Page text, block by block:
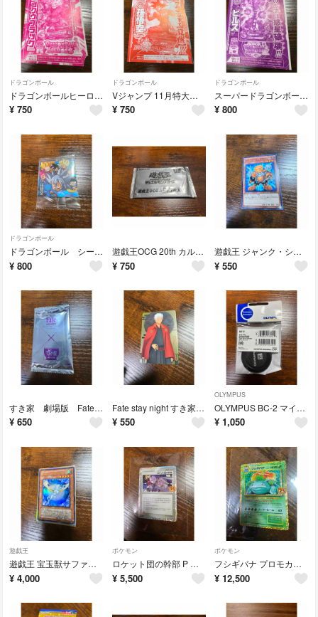
ドラゴンボール
ドラゴンボールヒーローズ ゴクウブラック GDPJ-32！未開封
¥ 750
ドラゴンボール
Vジャンプ 11月特大号 付録 孫悟空 リーダーカード！未開封！
¥ 750
ドラゴンボール
スーパードラゴンボールヒーローズ ビルス PJS-22 付録カード！未開封！
¥ 800
ドラゴンボール
ドラゴンボール シール 孫悟空 V-01 VR！新品未開封！
¥ 800
遊戯王OCG 20th カルビーコラボカード！
¥ 750
遊戯王 ジャンク・シンクロン YCPC-JP011！美品
¥ 550
すき家 劇場版 Fate stay night Heven's Feel！カード
¥ 650
Fate stay night すき家 コラボカード アーチャー！
¥ 550
OLYMPUS
OLYMPUS BC-2 マイクロフォーサーズ ボディキャップ！新品
¥ 1,050
遊戯王
遊戯王 宝玉獣サファイア・ペガサス！美品！
¥ 4,000
ポケモン
ロケット団の幹部 P プロモカードパック 25th ANNIVERSARY 美品
¥ 5,500
ポケモン
フシギバナ プロモカードパック 25th ANNIVERSARY 美品！
¥ 12,500